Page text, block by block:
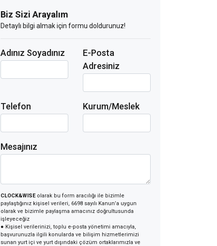
Biz Sizi Arayalım
Detaylı bilgi almak için formu doldurunuz!
Adınız Soyadınız
E-Posta
Adresiniz
Telefon Kurum/Meslek
Mesajınız
CLOCK&WISEolarak bu form aracılığı ile bizimle
paylaştığınız kişisel verileri, 6698 sayılı Kanun’a uygun
olarak ve bizimle paylaşma amacınız doğrultusunda
işleyeceğiz
● Kişisel verilerinizi, toplu e-posta yönetimi amacıyla,
başvurunuzla ilgili konularda ve bilişim hizmetlerimizi
sunan yurt içi ve yurt dışındaki çözüm ortaklarımızla ve